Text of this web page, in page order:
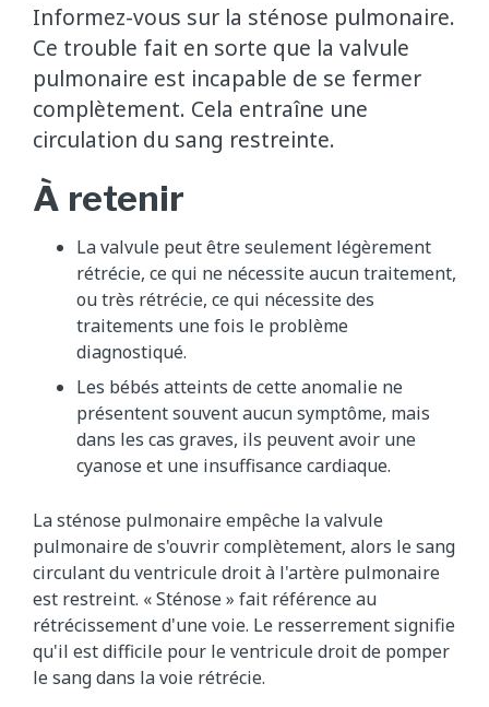
Informez-vous sur la sténose pulmonaire.
Ce trouble fait en sorte que la valvule
pulmonaire est incapable de se fermer
complètement. Cela entraîne une
circulation du sang restreinte.
À retenir
La valvule peut être seulement légèrement
rétrécie, ce qui ne nécessite aucun traitement,
ou très rétrécie, ce qui nécessite des
traitements une fois le problème
diagnostiqué.
Les bébés atteints de cette anomalie ne
présentent souvent aucun symptôme, mais
dans les cas graves, ils peuvent avoir une
cyanose et une insuffisance cardiaque.
La sténose pulmonaire empêche la valvule
pulmonaire de s'ouvrir complètement, alors le sang
circulant du ventricule droit à l'artère pulmonaire
est restreint. « Sténose » fait référence au
rétrécissement d'une voie. Le resserrement signifie
qu'il est difficile pour le ventricule droit de pomper
le sang dans la voie rétrécie.